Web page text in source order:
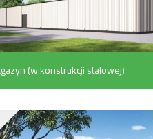
(w konstrukcji stalowej)
m²)